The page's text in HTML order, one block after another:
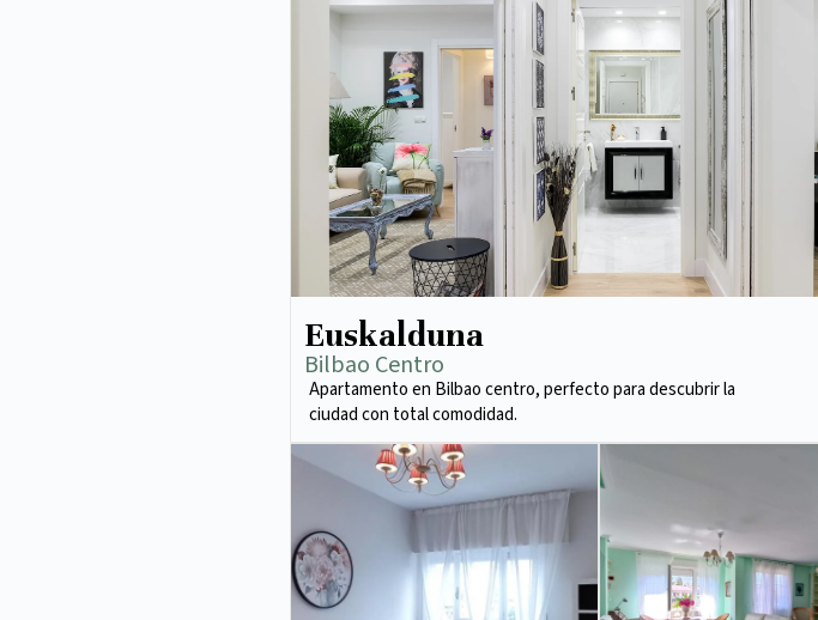
Euskalduna
Bilbao Centro
Apartamento en Bilbao centro, perfecto para descubrir la
ciudad con total comodidad.